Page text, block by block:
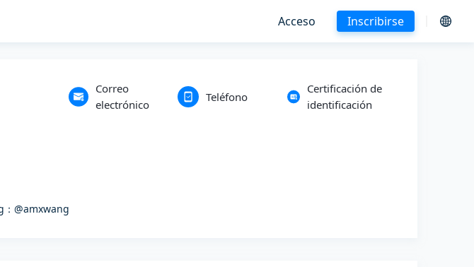
Acceso Inscribirse
Correo
electrónico
Teléfono
Certificación de
identificación
@amxwang